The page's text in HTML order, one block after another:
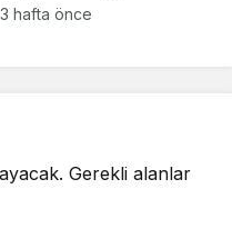
başladı
3 hafta önce
Gerekli alanlar